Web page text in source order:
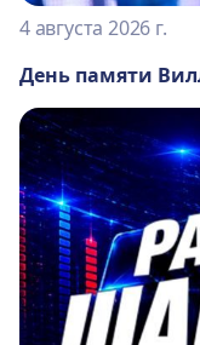
4 августа 2026 г.
День памяти